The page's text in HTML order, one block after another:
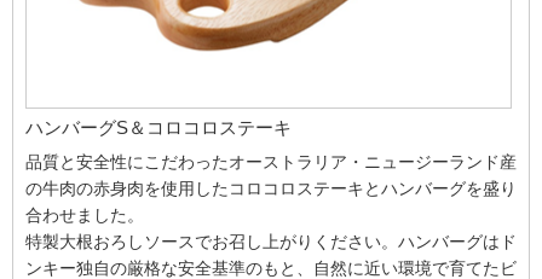
ハンバーグS＆コロコロステーキ
品質と安全性にこだわったオーストラリア・ニュージーランド産
の牛肉の赤身肉を使用したコロコロステーキとハンバーグを盛り
合わせました。
特製大根おろしソースでお召し上がりください。ハンバーグはド
ンキー独自の厳格な安全基準のもと、自然に近い環境で育てたビ